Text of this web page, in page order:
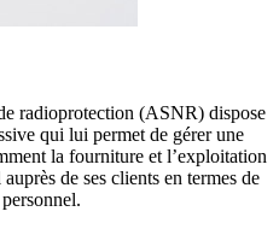
radioprotection (ASNR) dispose
qui lui permet de gérer une
la fourniture et l’exploitation
de ses clients en termes de